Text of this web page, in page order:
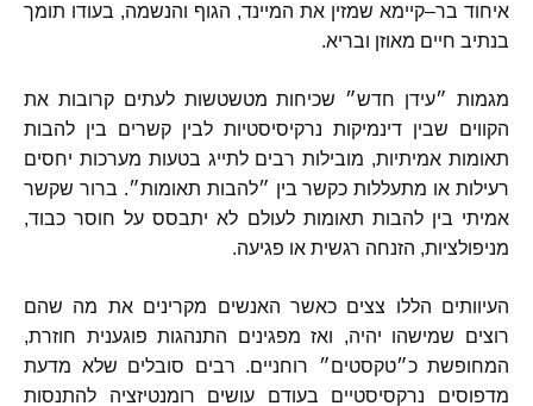
איחוד בר–קיימא שמזין את המיינד, הגוף והנשמה, בעודו תומך
בנתיב חיים מאוזן ובריא.
מגמות ״עידן חדש״ שכיחות מטשטשות לעתים קרובות את
הקווים שבין דינמיקות נרקיסיסטיות לבין קשרים בין להבות
תאומות אמיתיות, מובילות רבים לתייג בטעות מערכות יחסים
רעילות או מתעללות כקשר בין ״להבות תאומות״. ברור שקשר
אמיתי בין להבות תאומות לעולם לא יתבסס על חוסר כבוד,
מניפולציות, הזנחה רגשית או פגיעה.
העיוותים הללו צצים כאשר האנשים מקרינים את מה שהם
רוצים שמישהו יהיה, ואז מפגינים התנהגות פוגענית חוזרת,
המחופשת כ״טקסטים״ רוחניים. רבים סובלים שלא מדעת
מדפוסים נרקסיסטיים בעודם עושים רומנטיזציה להתנסות